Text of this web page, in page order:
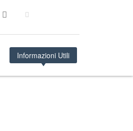
Informazioni Utili